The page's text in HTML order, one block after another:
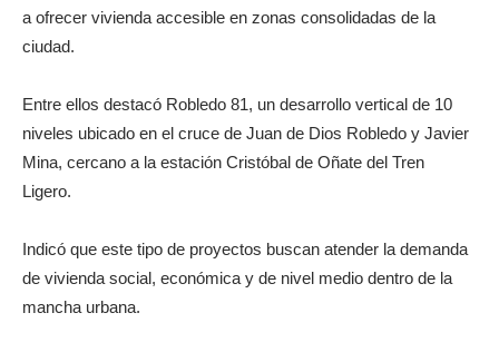
a ofrecer vivienda accesible en zonas consolidadas de la
ciudad.
Entre ellos destacó Robledo 81, un desarrollo vertical de 10
niveles ubicado en el cruce de Juan de Dios Robledo y Javier
Mina, cercano a la estación Cristóbal de Oñate del Tren
Ligero.
Indicó que este tipo de proyectos buscan atender la demanda
de vivienda social, económica y de nivel medio dentro de la
mancha urbana.